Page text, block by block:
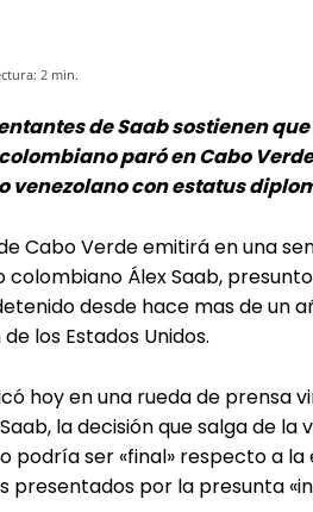
2 min.
de Saab sostienen
paró en Cabo
venezolano con estatus
Cabo Verde emitirá en una
colombiano Álex Saab,
desde hace mas de un
los Estados Unidos.
hoy en una rueda de prensa
la decisión que salga de
podría ser «final» respecto a
presentados por la presunta